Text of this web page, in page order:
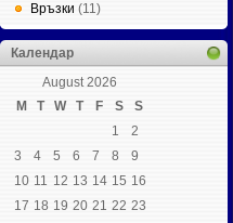
Връзки (11)
Календар
August 2026
M
T W T F S
S
1
2
3
4 5 6 7 8
9
10 11 12 13 14 15 16
17 18 19 20 21 22 23